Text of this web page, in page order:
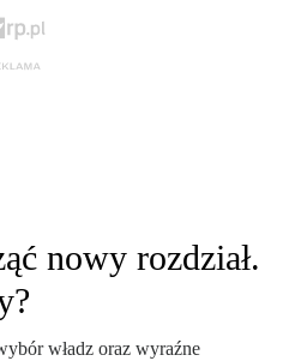
nowy rozdział.
władz oraz wyraźne